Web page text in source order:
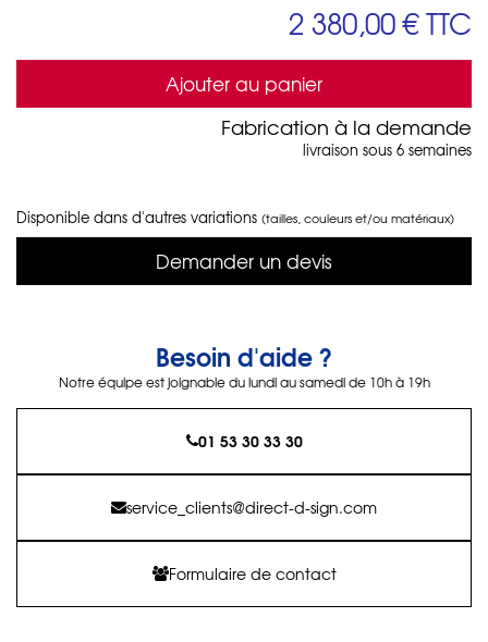
2 380,00 €TTC
Ajouter au panier
Fabrication à la demande
livraison sous 6 semaines
Disponible dans d'autres variations (tailles, couleurs et/ou matériaux)
Demander un devis
Besoin d'aide ?
Notre équipe est joignable du lundi au samedi de 10h à 19h
01 53 30 33 30
service_clients@direct-d-sign.com
Formulaire de contact